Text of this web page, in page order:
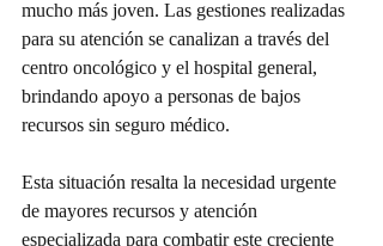
mucho más joven. Las gestiones realizadas
para su atención se canalizan a través del
centro oncológico y el hospital general,
brindando apoyo a personas de bajos
recursos sin seguro médico.
Esta situación resalta la necesidad urgente
de mayores recursos y atención
especializada para combatir este creciente